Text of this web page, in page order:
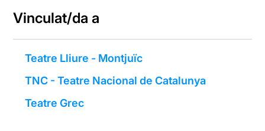
Vinculat/da a
Teatre Lliure - Montjuïc
TNC - Teatre Nacional de Catalunya
Teatre Grec